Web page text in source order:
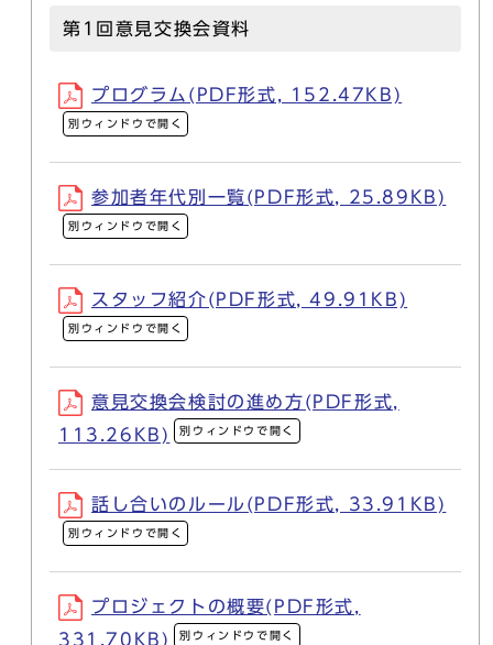
第1回意見交換会資料
プログラム(PDF形式, 152.47KB)
別ウィンドウで開く
参加者年代別一覧(PDF形式, 25.89KB)
別ウィンドウで開く
スタッフ紹介(PDF形式, 49.91KB)
別ウィンドウで開く
意見交換会検討の進め方(PDF形式,
113.26KB)
別ウィンドウで開く
話し合いのルール(PDF形式, 33.91KB)
別ウィンドウで開く
プロジェクトの概要(PDF形式,
331.70KB)
別ウィンドウで開く